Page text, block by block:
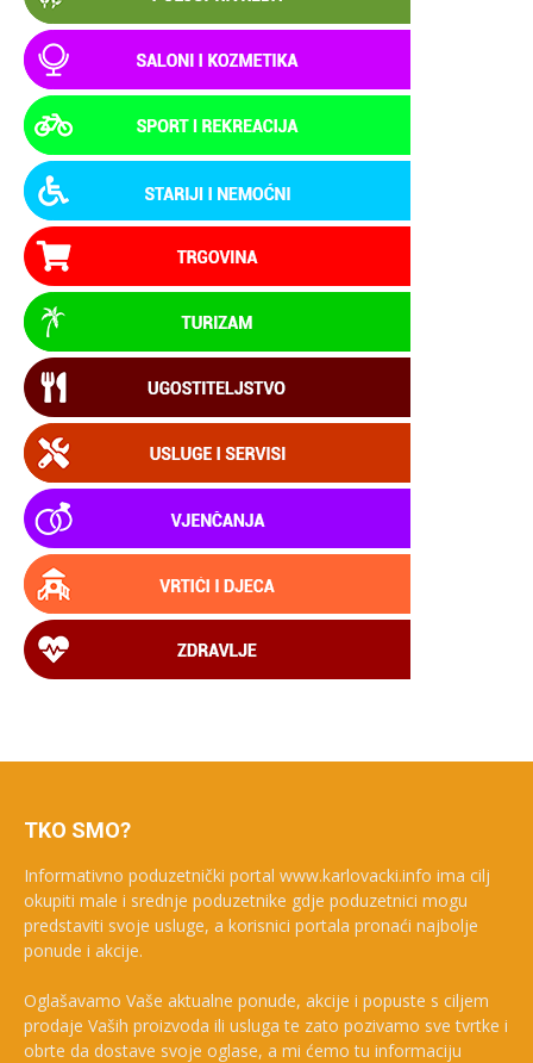
TKO SMO?
Informativno poduzetnički portal www.karlovacki.info ima cilj
okupiti male i srednje poduzetnike gdje poduzetnici mogu
predstaviti svoje usluge, a korisnici portala pronaći najbolje
ponude i akcije.
Oglašavamo Vaše aktualne ponude, akcije i popuste s ciljem
prodaje Vaših proizvoda ili usluga te zato pozivamo sve tvrtke i
obrte da dostave svoje oglase, a mi ćemo tu informaciju